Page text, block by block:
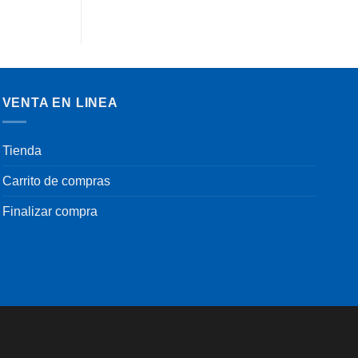
VENTA EN LINEA
Tienda
Carrito de compras
Finalizar compra